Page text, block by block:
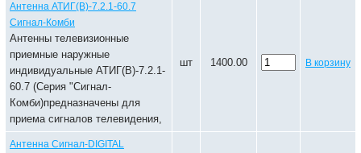
Антенна АТИГ(В)-7.2.1-60.7
Сигнал-Комби
Антенны телевизионные
приемные наружные
индивидуальные АТИГ(В)-7.2.1-
60.7 (Серия "Сигнал-
Комби)предназначены для
приема сигналов телевидения,
шт 1400.00 В корзину
Антенна Сигнал-DIGITAL